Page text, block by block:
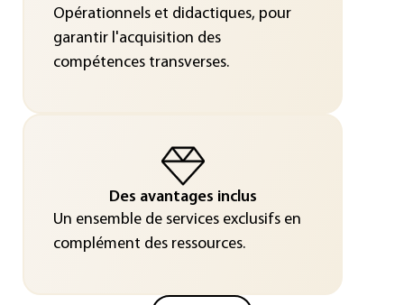
Opérationnels et didactiques, pour
garantir l'acquisition des
compétences transverses.
Des avantages inclus
Un ensemble de services exclusifs en
complément des ressources.